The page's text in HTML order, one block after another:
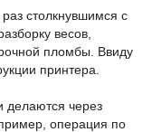
столкнувшимся с
весов,
пломбы. Ввиду
принтера.
делаются через
операция по